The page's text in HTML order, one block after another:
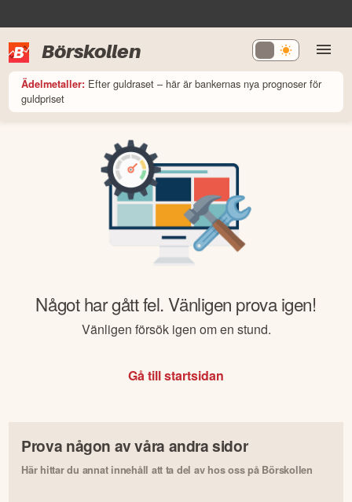
Börskollen
Ädelmetaller: Efter guldraset – här är bankernas nya prognoser för
guldpriset
Något har gått fel. Vänligen prova igen!
Vänligen försök igen om en stund.
Gå till startsidan
Prova någon av våra andra sidor
Här hittar du annat innehåll att ta del av hos oss på Börskollen